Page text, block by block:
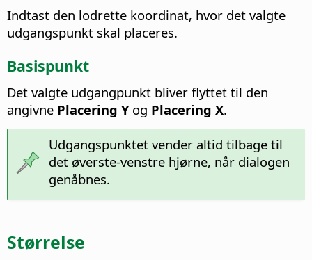
Indtast den lodrette koordinat, hvor det valgte
udgangspunkt skal placeres.
Basispunkt
Det valgte udgangpunkt bliver flyttet til den
angivne Placering Yog Placering X.
Udgangspunktet vender altid tilbage til
det øverste-venstre hjørne, når dialogen
genåbnes.
Størrelse